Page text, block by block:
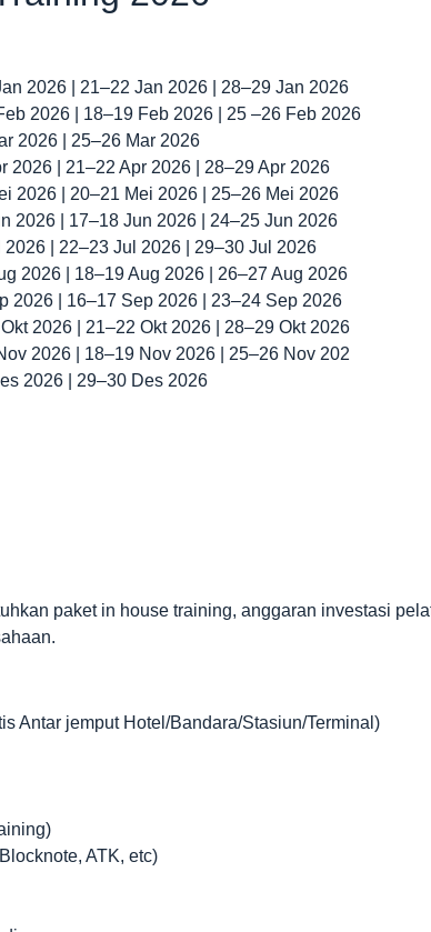
2026 | 21–22 Jan 2026 | 28–29 Jan 2026
2026 | 18–19 Feb 2026 | 25 –26 Feb 2026
2026 | 25–26 Mar 2026
2026 | 21–22 Apr 2026 | 28–29 Apr 2026
2026 | 20–21 Mei 2026 | 25–26 Mei 2026
2026 | 17–18 Jun 2026 | 24–25 Jun 2026
| 22–23 Jul 2026 | 29–30 Jul 2026
2026 | 18–19 Aug 2026 | 26–27 Aug 2026
2026 | 16–17 Sep 2026 | 23–24 Sep 2026
2026 | 21–22 Okt 2026 | 28–29 Okt 2026
2026 | 18–19 Nov 2026 | 25–26 Nov 202
2026 | 29–30 Des 2026
paket in house training, anggaran investasi
Antar jemput Hotel/Bandara/Stasiun/Terminal)
ATK, etc)